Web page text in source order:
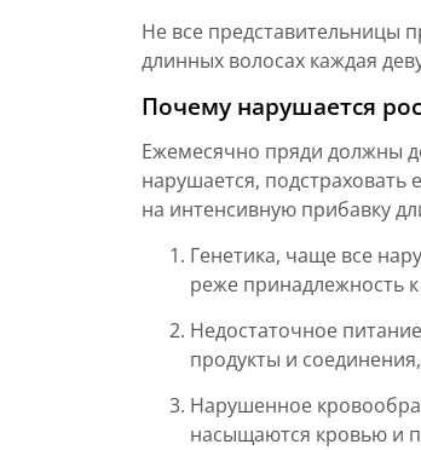
Не все представительницы
длинных волосах каждая
Почему нарушается
Ежемесячно пряди должны
нарушается, подстраховать
на интенсивную прибавку
Генетика, чаще все
реже принадлежность
Недостаточное
продукты и
Нарушенное
насыщаются кровью и